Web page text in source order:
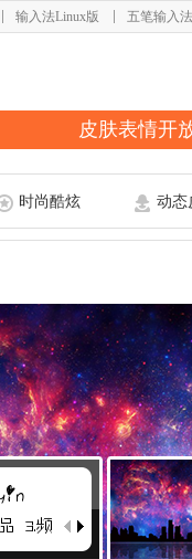
输入法Linux版 五笔输入法
皮肤表情开
时尚酷炫 动态